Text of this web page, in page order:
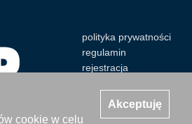
Akceptuję
cookie w celu
polityka prywatności
regulamin
rejestracja